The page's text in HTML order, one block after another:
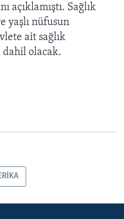
açıklamıştı. Sağlık
yaşlı nüfusun
ait sağlık
dahil olacak.